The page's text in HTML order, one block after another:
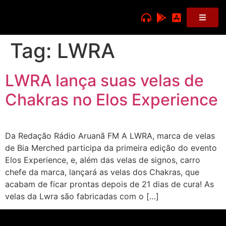
Tag: LWRA
LWRA lança suas velas de
Chakras no Elos Experience
Da Redação Rádio Aruanã FM A LWRA, marca de velas
de Bia Merched participa da primeira edição do evento
Elos Experience, e, além das velas de signos, carro
chefe da marca, lançará as velas dos Chakras, que
acabam de ficar prontas depois de 21 dias de cura! As
velas da Lwra são fabricadas com o […]